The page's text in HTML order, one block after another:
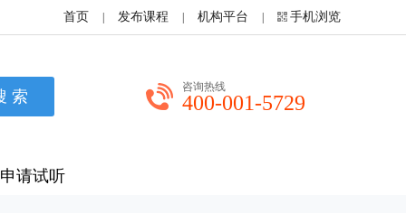
首页 发布课程 机构平台 手机浏览
咨询热线
400-001-5729
申请试听